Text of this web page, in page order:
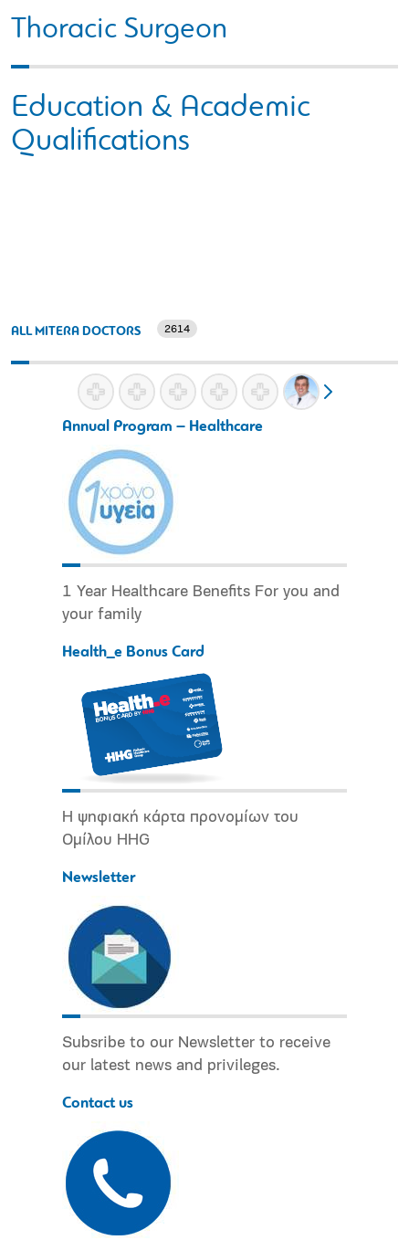
Thoracic Surgeon
Education & Academic
Qualifications
ALL MITERA DOCTORS 2614
Annual Program – Healthcare
1 Year Healthcare Benefits For you and
your family
Health_e Bonus Card
Η ψηφιακή κάρτα προνομίων του
Ομίλου HHG
Newsletter
Subsribe to our Newsletter to receive
our latest news and privileges.
Contact us